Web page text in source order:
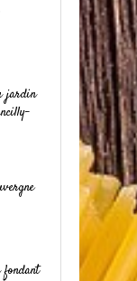
jardin
fondant